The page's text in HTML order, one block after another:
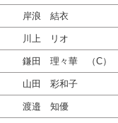
岸浪 結衣
川上 リオ
鎌田 理々華 （C）
山田 彩和子
渡邉 知優